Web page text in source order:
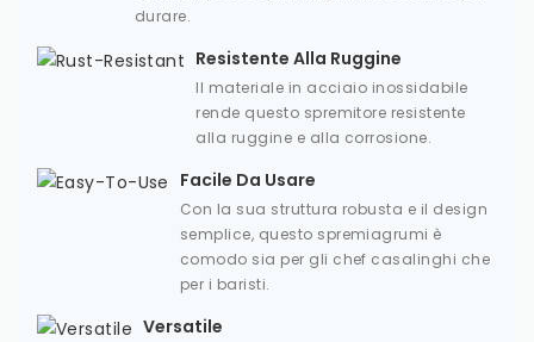
durare.
Resistente Alla Ruggine
Il materiale in acciaio inossidabile
rende questo spremitore resistente
alla ruggine e alla corrosione.
Facile Da Usare
Con la sua struttura robusta e il design
semplice, questo spremiagrumi è
comodo sia per gli chef casalinghi che
per i baristi.
Versatile